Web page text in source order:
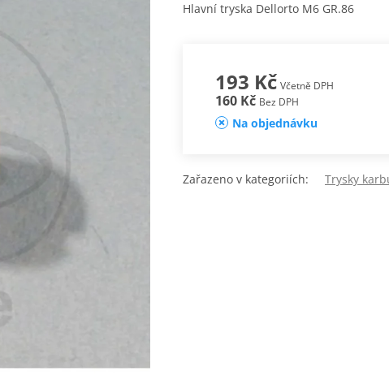
Hlavní tryska Dellorto M6 GR.86
193 Kč Včetně DPH
160 Kč Bez DPH
Na objednávku
Zařazeno v kategoriích: Trysky